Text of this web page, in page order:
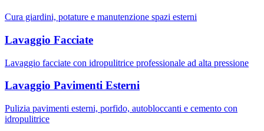
Cura giardini, potature e manutenzione spazi esterni
Lavaggio Facciate
Lavaggio facciate con idropulitrice professionale ad alta pressione
Lavaggio Pavimenti Esterni
Pulizia pavimenti esterni, porfido, autobloccanti e cemento con
idropulitrice